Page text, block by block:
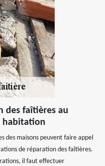
des faîtières au
habitation
des maisons peuvent faire appel
de réparation des faîtières.
il faut effectuer